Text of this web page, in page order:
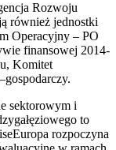
Rozwoju
również jednostki
Operacyjny – PO
finansowej 2014-
Komitet
sektorowym i
to
rozpoczyna